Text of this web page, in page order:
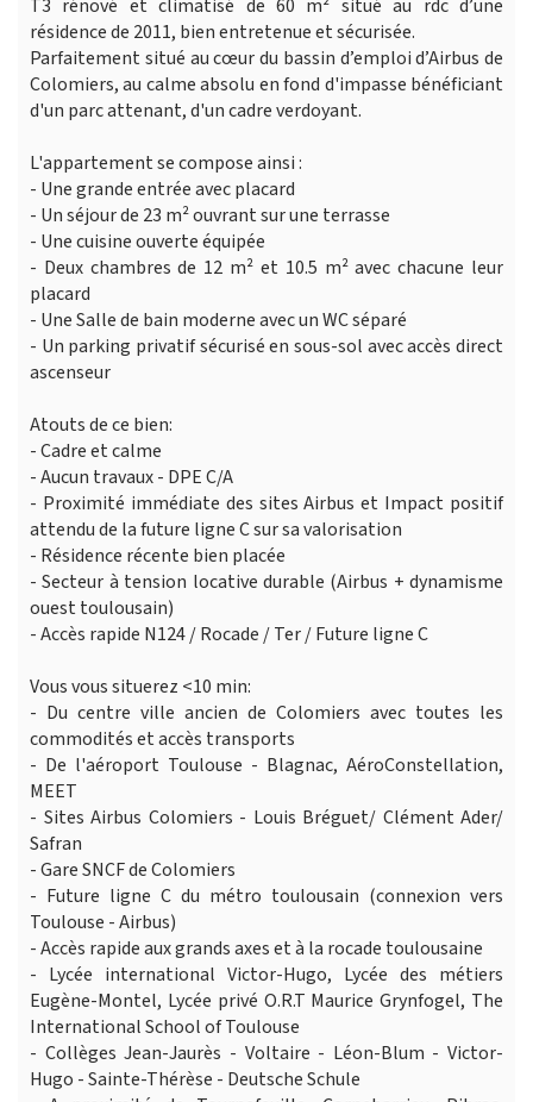
T3 rénové et climatisé de 60 m² situé au rdc d’une
résidence de 2011, bien entretenue et sécurisée.
Parfaitement situé au cœur du bassin d’emploi d’Airbus de
Colomiers, au calme absolu en fond d'impasse bénéficiant
d'un parc attenant, d'un cadre verdoyant.
L'appartement se compose ainsi :
- Une grande entrée avec placard
- Un séjour de 23 m² ouvrant sur une terrasse
- Une cuisine ouverte équipée
- Deux chambres de 12 m² et 10.5 m² avec chacune leur
placard
- Une Salle de bain moderne avec un WC séparé
- Un parking privatif sécurisé en sous-sol avec accès direct
ascenseur
Atouts de ce bien:
- Cadre et calme
- Aucun travaux - DPE C/A
- Proximité immédiate des sites Airbus et Impact positif
attendu de la future ligne C sur sa valorisation
- Résidence récente bien placée
- Secteur à tension locative durable (Airbus + dynamisme
ouest toulousain)
- Accès rapide N124 / Rocade / Ter / Future ligne C
Vous vous situerez <10 min:
- Du centre ville ancien de Colomiers avec toutes les
commodités et accès transports
- De l'aéroport Toulouse - Blagnac, AéroConstellation,
MEET
- Sites Airbus Colomiers - Louis Bréguet/ Clément Ader/
Safran
- Gare SNCF de Colomiers
- Future ligne C du métro toulousain (connexion vers
Toulouse - Airbus)
- Accès rapide aux grands axes et à la rocade toulousaine
- Lycée international Victor-Hugo, Lycée des métiers
Eugène-Montel, Lycée privé O.R.T Maurice Grynfogel, The
International School of Toulouse
- Collèges Jean-Jaurès - Voltaire - Léon-Blum - Victor-
Hugo - Sainte-Thérèse - Deutsche Schule